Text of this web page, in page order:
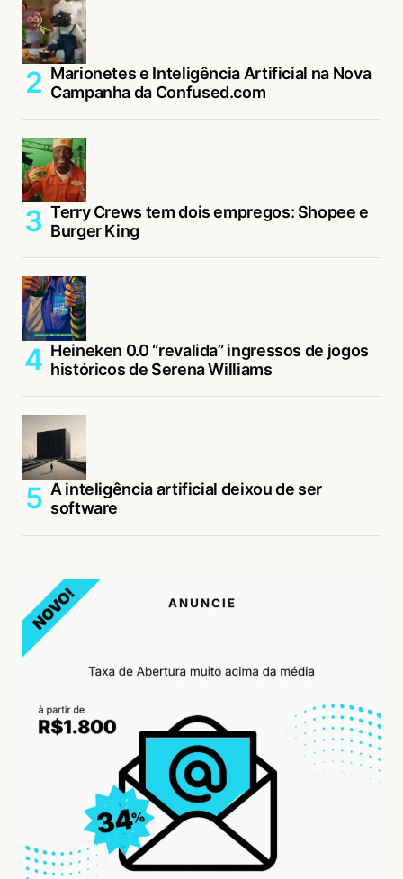
Marionetes e Inteligência Artificial na Nova
Campanha da Confused.com
Terry Crews tem dois empregos: Shopee e
Burger King
Heineken 0.0 “revalida” ingressos de jogos
históricos de Serena Williams
A inteligência artificial deixou de ser
software